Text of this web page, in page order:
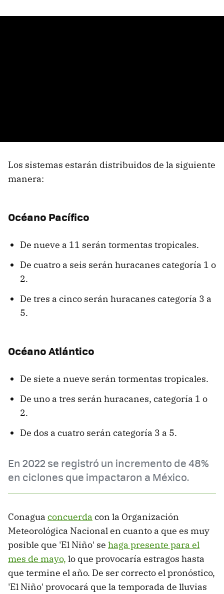
Los sistemas estarán distribuidos de la siguiente
manera:
Océano Pacífico
De nueve a 11 serán tormentas tropicales.
De cuatro a seis serán huracanes categoría 1 o
2.
De tres a cinco serán huracanes categoría 3 a
5.
Océano Atlántico
De siete a nueve serán tormentas tropicales.
De uno a tres serán huracanes, categoría 1 o
2.
De dos a cuatro serán categoría 3 a 5.
En 2022 se registró un incremento de 48%
en ciclones que impactaron a México.
Conagua concuerda con la Organización
Meteorológica Nacional en cuanto a que es muy
posible que 'El Niño' se haga presente para el
mes de mayo, lo que provocaría estragos hasta
que termine el año. De ser correcto el pronóstico,
'El Niño' provocará que la temporada de lluvias